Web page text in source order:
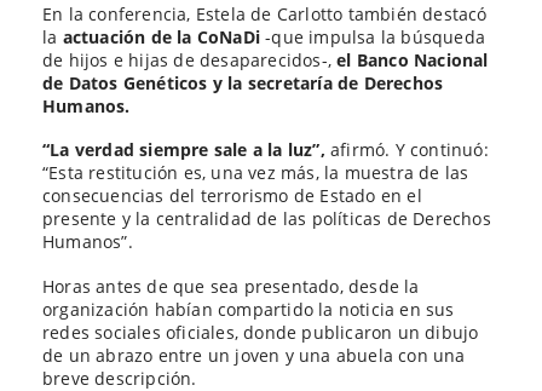
En la conferencia, Estela de Carlotto también destacó
la actuación de la CoNaDi -que impulsa la búsqueda
de hijos e hijas de desaparecidos-,el Banco Nacional
de Datos Genéticos y la secretaría de Derechos
Humanos.
“La verdad siempre sale a la luz”, afirmó. Y continuó:
“Esta restitución es, una vez más, la muestra de las
consecuencias del terrorismo de Estado en el
presente y la centralidad de las políticas de Derechos
Humanos”.
Horas antes de que sea presentado, desde la
organización habían compartido la noticia en sus
redes sociales oficiales, donde publicaron un dibujo
de un abrazo entre un joven y una abuela con una
breve descripción.